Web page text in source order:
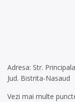
Adresa: Str.
Jud. Bistrita-Nasaud
Vezi mai multe